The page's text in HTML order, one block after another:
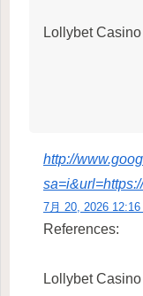
Lollybet Casino
http://
7月 20, 2026 12:16
References:
Lollybet